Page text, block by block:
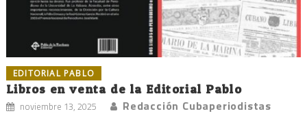
EDITORIAL PABLO
Libros en venta de la Editorial Pablo
noviembre 13, 2025 Redacción Cubaperiodistas